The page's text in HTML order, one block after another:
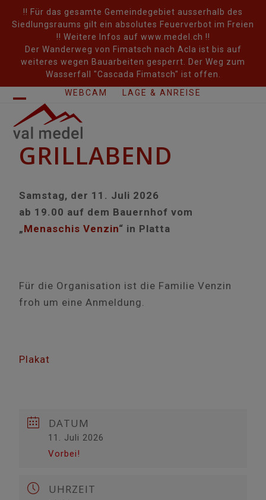
!! Für das gesamte Gemeindegebiet ausserhalb des
Siedlungsraums gilt ein absolutes Feuerverbot im Freien
!! Weitere Infos auf www.medel.ch !!
Der Wanderweg von Fimatsch nach Acla ist bis auf
weiteres wegen Bauarbeiten gesperrt. Der Weg zum
Wasserfall "Cascada Fimatsch" ist offen.
WEBCAM LAGE & ANREISE
Open
mobile
menu
Close
mobile
menu
GRILLABEND
Samstag, der 11. Juli 2026
ab 19.00 auf dem Bauernhof vom
„Menaschis Venzin“ in Platta
Für die Organisation ist die Familie Venzin
froh um eine Anmeldung.
Plakat
DATUM
11. Juli 2026
Vorbei!
UHRZEIT